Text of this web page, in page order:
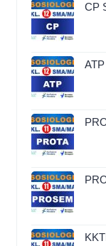
CP